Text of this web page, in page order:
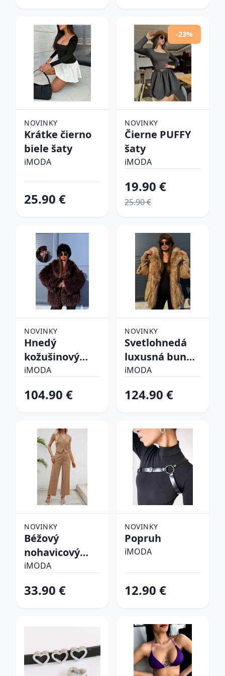
NOVINKY
Krátke čierno
biele šaty
iMODA
25.90 €
-23%
NOVINKY
Čierne PUFFY
šaty
iMODA
19.90 €
25.90 €
NOVINKY
Hnedý
kožušinový
kabát CHOCO
iMODA
104.90 €
NOVINKY
Svetlohnedá
luxusná bunda
s kožušinou
iMODA
124.90 €
NOVINKY
Béžový
nohavicový
komplet
iMODA
33.90 €
NOVINKY
Popruh
iMODA
12.90 €